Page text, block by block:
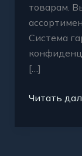
товарам.
Система
[…]
Читать